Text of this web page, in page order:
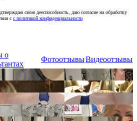
свою дееспособность, даю согласие на обработку
с с политикой конфиденциальности
о
ФотоотзывыВидеоотзывы